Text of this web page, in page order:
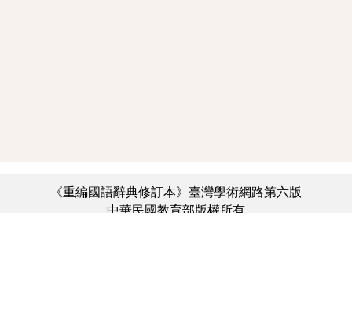
《重編國語辭典修訂本》臺灣學術網路第六版
中華民國教育部版權所有